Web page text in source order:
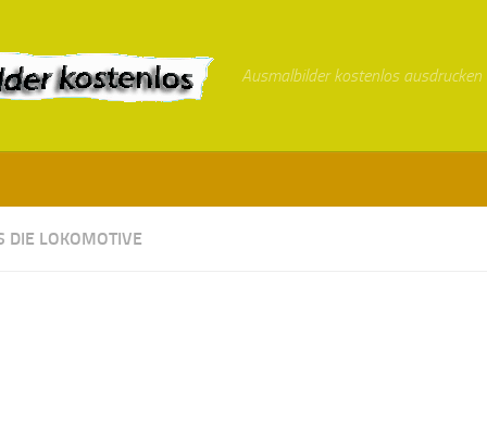
Ausmalbilder kostenlos
DIE LOKOMOTIVE